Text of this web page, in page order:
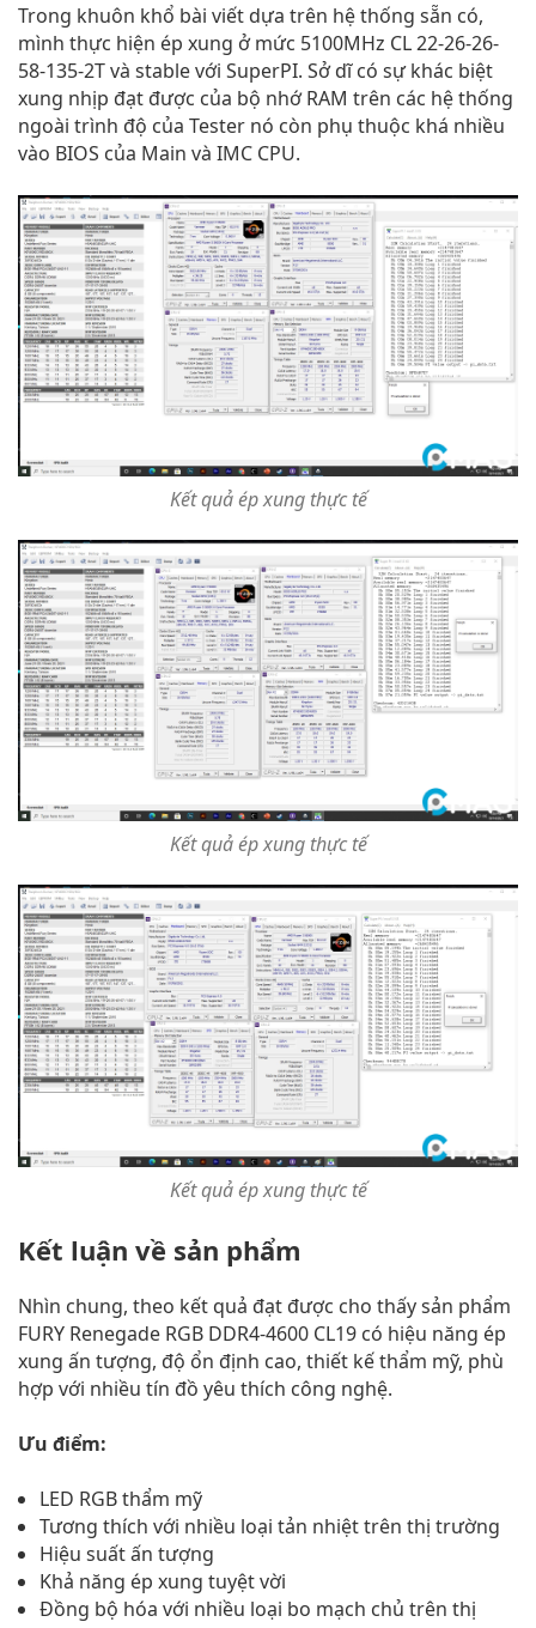
Trong khuôn khổ bài viết dựa trên hệ thống sẵn có,
mình thực hiện ép xung ở mức 5100MHz CL 22-26-26-
58-135-2T và stable với SuperPI. Sở dĩ có sự khác biệt
xung nhịp đạt được của bộ nhớ RAM trên các hệ thống
ngoài trình độ của Tester nó còn phụ thuộc khá nhiều
vào BIOS của Main và IMC CPU.
Kết quả ép xung thực tế
Kết quả ép xung thực tế
Kết quả ép xung thực tế
Kết luận về sản phẩm
Nhìn chung, theo kết quả đạt được cho thấy sản phẩm
FURY Renegade RGB DDR4-4600 CL19 có hiệu năng ép
xung ấn tượng, độ ổn định cao, thiết kế thẩm mỹ, phù
hợp với nhiều tín đồ yêu thích công nghệ.
Ưu điểm:
LED RGB thẩm mỹ
Tương thích với nhiều loại tản nhiệt trên thị trường
Hiệu suất ấn tượng
Khả năng ép xung tuyệt vời
Đồng bộ hóa với nhiều loại bo mạch chủ trên thị